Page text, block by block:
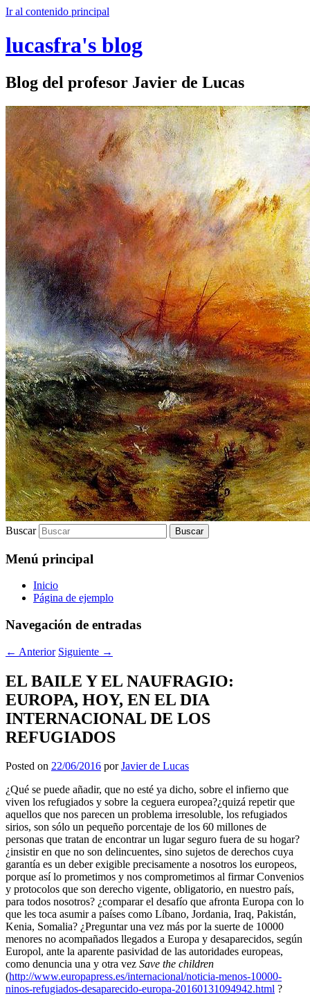
Ir al contenido principal
lucasfra's blog
Blog del profesor Javier de Lucas
Buscar
Menú principal
Inicio
Página de ejemplo
Navegación de entradas
← Anterior Siguiente →
EL BAILE Y EL NAUFRAGIO:
EUROPA, HOY, EN EL DIA
INTERNACIONAL DE LOS
REFUGIADOS
Posted on 22/06/2016 porJavier de Lucas
¿Qué se puede añadir, que no esté ya dicho, sobre el infierno que
viven los refugiados y sobre la ceguera europea?¿quizá repetir que
aquellos que nos parecen un problema irresoluble, los refugiados
sirios, son sólo un pequeño porcentaje de los 60 millones de
personas que tratan de encontrar un lugar seguro fuera de su hogar?
¿insistir en que no son delincuentes, sino sujetos de derechos cuya
garantía es un deber exigible precisamente a nosotros los europeos,
porque así lo prometimos y nos comprometimos al firmar Convenios
y protocolos que son derecho vigente, obligatorio, en nuestro país,
para todos nosotros? ¿comparar el desafío que afronta Europa con lo
que les toca asumir a países como Líbano, Jordania, Iraq, Pakistán,
Kenia, Somalia? ¿Preguntar una vez más por la suerte de 10000
menores no acompañados llegados a Europa y desaparecidos, según
Europol, ante la aparente pasividad de las autoridades europeas,
como denuncia una y otra vez Save the children
(http://www.europapress.es/internacional/noticia-menos-10000-
ninos-refugiados-desaparecido-europa-20160131094942.html ?